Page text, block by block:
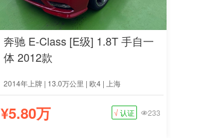
奔驰 E-Class [E级] 1.8T 手自一
体 2012款
2014年上牌 | 13.0万公里 | 欧4 | 上海
¥5.80万 √ 认证 233